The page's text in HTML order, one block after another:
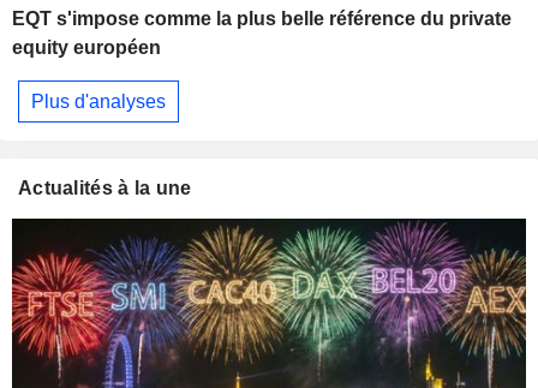
EQT s'impose comme la plus belle référence du private
equity européen
Plus d'analyses
Actualités à la une